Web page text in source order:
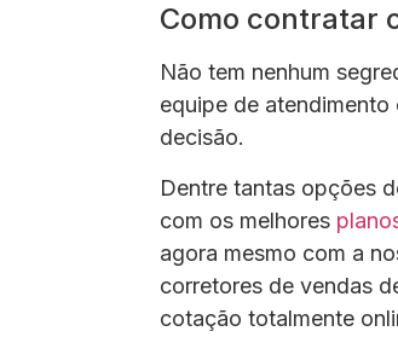
Como contratar
Não tem nenhum
equipe de
decisão.
Dentre tantas opções
com os melhores
agora mesmo com a
corretores de vendas
cotação totalmente